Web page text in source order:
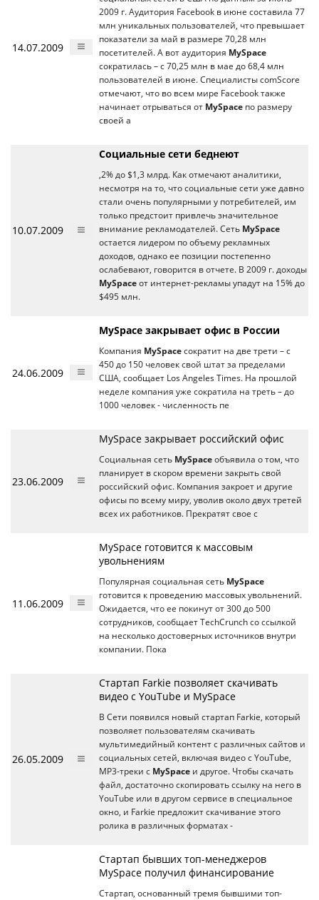
14.07.2009
2009 г. Аудитория Facebook в июне составила 77
млн уникальных пользователей, что превышает
показатели за май в размере 70,28 млн
посетителей. А вот аудитория MySpace
сократилась – с 70,25 млн в мае до 68,4 млн
пользователей в июне. Специалисты comScore
отмечают, что во всем мире Facebook также
начинает отрываться от MySpace по размеру
своей а
10.07.2009
Социальные сети беднеют
,2% до $1,3 млрд. Как отмечают аналитики,
несмотря на то, что социальные сети уже давно
стали очень популярными у потребителей, им
только предстоит привлечь значительное
внимание рекламодателей. Сеть MySpace
остается лидером по объему рекламных
доходов, однако ее позиции постепенно
ослабевают, говорится в отчете. В 2009 г. доходы
MySpace от интернет-рекламы упадут на 15% до
$495 млн.
24.06.2009
MySpace закрывает офис в России
Компания MySpace сократит на две трети – с
450 до 150 человек свой штат за пределами
США, сообщает Los Angeles Times. На прошлой
неделе компания уже сократила на треть – до
1000 человек - численность пе
23.06.2009
MySpace закрывает российский офис
Социальная сеть MySpace объявила о том, что
планирует в скором времени закрыть свой
российский офис. Компания закроет и другие
офисы по всему миру, уволив около двух третей
всех их работников. Прекратят свое с
11.06.2009
MySpace готовится к массовым
увольнениям
Популярная социальная сеть MySpace
готовится к проведению массовых увольнений.
Ожидается, что ее покинут от 300 до 500
сотрудников, сообщает TechCrunch со ссылкой
на несколько достоверных источников внутри
компании. Пока
26.05.2009
Стартап Farkie позволяет скачивать
видео с YouTube и MySpace
В Сети появился новый стартап Farkie, который
позволяет пользователям скачивать
мультимедийный контент с различных сайтов и
социальных сетей, включая видео с YouTube,
MP3-треки с MySpace и другое. Чтобы скачать
файл, достаточно скопировать ссылку на него в
YouTube или в другом сервисе в специальное
окно, и Farkie предложит скачивание этого
ролика в различных форматах -
Стартап бывших топ-менеджеров
MySpace получил финансирование
Стартап, основанный тремя бывшими топ-